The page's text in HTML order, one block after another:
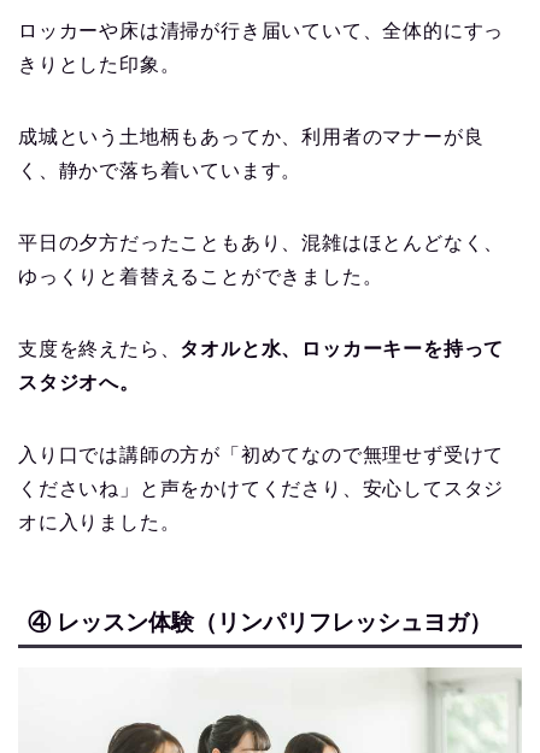
ロッカーや床は清掃が行き届いていて、全体的にすっ
きりとした印象。
成城という土地柄もあってか、利用者のマナーが良
く、静かで落ち着いています。
平日の夕方だったこともあり、混雑はほとんどなく、
ゆっくりと着替えることができました。
支度を終えたら、 タオルと水、ロッカーキーを持って
スタジオへ。
入り口では講師の方が「初めてなので無理せず受けて
くださいね」と声をかけてくださり、安心してスタジ
オに入りました。
④ レッスン体験（リンパリフレッシュヨガ）